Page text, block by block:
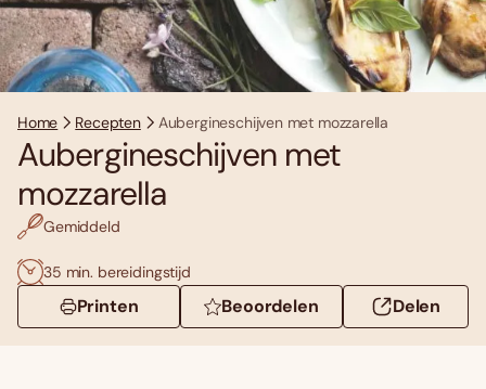
Home Recepten Aubergineschijven met mozzarella
Aubergineschijven met
mozzarella
Gemiddeld
35 min. bereidingstijd
Printen Beoordelen Delen